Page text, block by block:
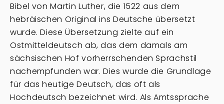
Bibel von Martin Luther, die 1522 aus dem
hebräischen Original ins Deutsche übersetzt
wurde. Diese Übersetzung zielte auf ein
Ostmitteldeutsch ab, das dem damals am
sächsischen Hof vorherrschenden Sprachstil
nachempfunden war. Dies wurde die Grundlage
für das heutige Deutsch, das oft als
Hochdeutsch bezeichnet wird. Als Amtssprache